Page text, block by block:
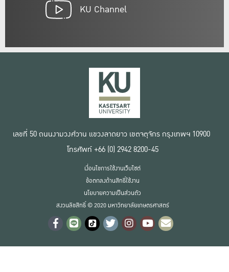
KU Channel
เลขที่ 50 ถนนงามวงศ์วาน แขวงลาดยาว เขตจตุจักร กรุงเทพฯ 10900
โทรศัพท์ +66 (0) 2942 8200-45
สงวนลิขสิทธิ์ © 2020 มหาวิทยาลัยเกษตรศาสตร์
เงื่อนไขการใช้งานเว็บไซต์
ข้อตกลงด้านสิทธิ์ใช้งาน
นโยบายความเป็นส่วนตัว